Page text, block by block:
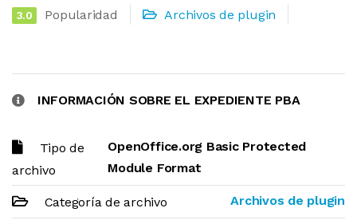
3.0 Popularidad Archivos de plugin
INFORMACIÓN SOBRE EL EXPEDIENTE PBA
Tipo de
archivo
OpenOffice.org Basic Protected
Module Format
Categoría de archivo Archivos de plugin